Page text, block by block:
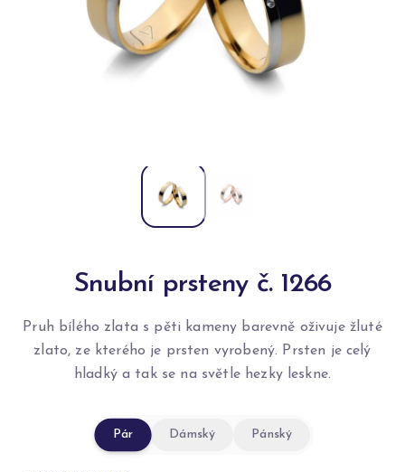
Snubní prsteny č. 1266
Pruh bílého zlata s pěti kameny barevně oživuje žluté
zlato, ze kterého je prsten vyrobený. Prsten je celý
hladký a tak se na světle hezky leskne.
Pár Dámský Pánský